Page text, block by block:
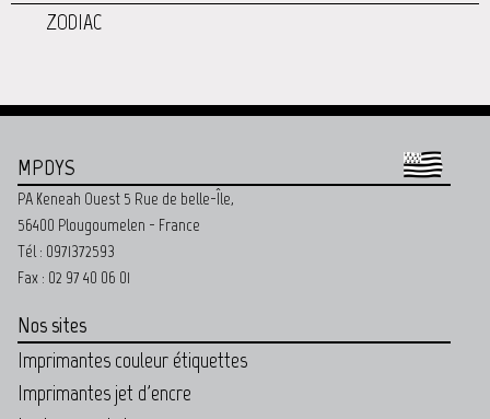
ZODIAC
MPDYS
PA Keneah Ouest 5 Rue de belle-Île,
56400 Plougoumelen - France
Tél : 0971372593
Fax : 02 97 40 06 01
Nos sites
Imprimantes couleur étiquettes
Imprimantes jet d'encre